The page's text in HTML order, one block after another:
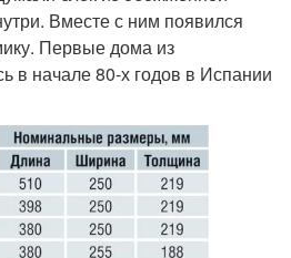
Вместе с ним появился
Первые дома из
в начале 80-х годов в Испании